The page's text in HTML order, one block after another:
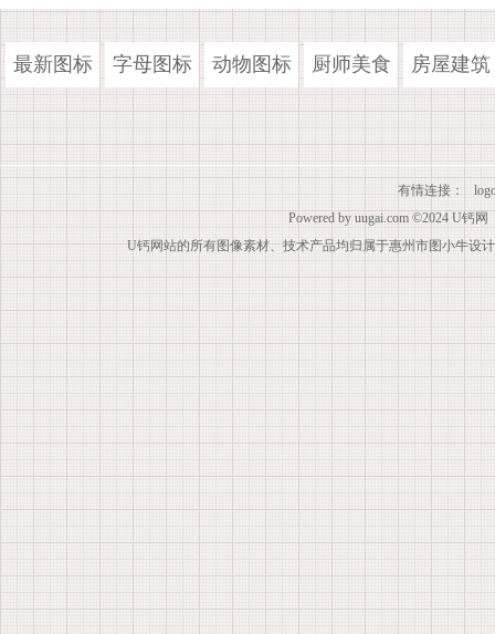
最新图标 字母图标 动物图标 厨师美食 房屋建筑
有情连接：
Powered by uugai.com ©2024 U钙网
U钙网站的所有图像素材、技术产品均归属于惠州市图小牛设